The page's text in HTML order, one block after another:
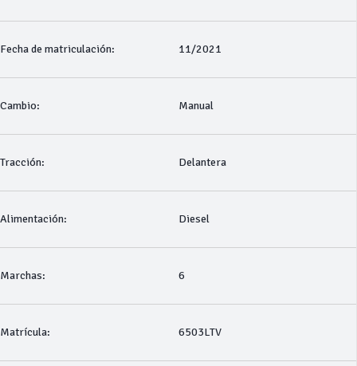
Fecha de matriculación: 11/2021
Cambio: Manual
Tracción: Delantera
Alimentación: Diesel
Marchas: 6
Matrícula: 6503LTV